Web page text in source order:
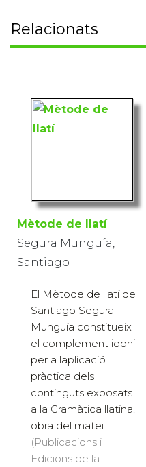
Relacionats
Mètode de llatí
Segura Munguía,
Santiago
El Mètode de llatí de
Santiago Segura
Munguía constitueix
el complement idoni
per a laplicació
pràctica dels
continguts exposats
a la Gramàtica llatina,
obra del matei...
(Publicacions i
Edicions de la